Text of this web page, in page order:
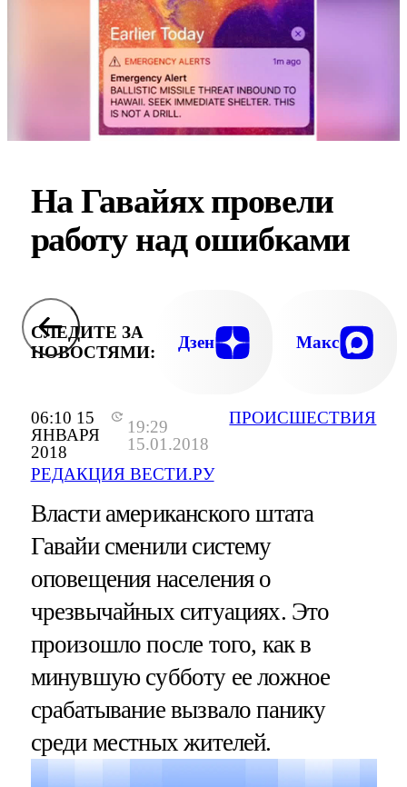
06:10 15
ЯНВАРЯ
2018
19:29
15.01.2018
РЕДАКЦИЯ ВЕСТИ.РУ
ПРОИСШЕСТВИЯ
На Гавайях провели
работу над ошибками
СЛЕДИТЕ ЗА
НОВОСТЯМИ:
Дзен Макс
Власти американского штата
Гавайи сменили систему
оповещения населения о
чрезвычайных ситуациях. Это
произошло после того, как в
минувшую субботу ее ложное
срабатывание вызвало панику
среди местных жителей.